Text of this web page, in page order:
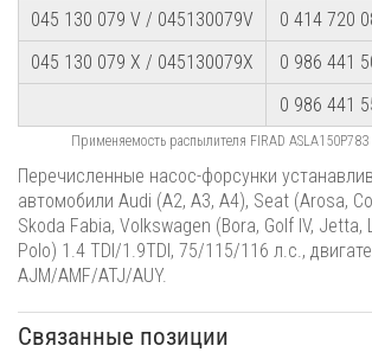
Применяемость распылителя FIRAD ASLA150P783
045 130 079 V / 045130079V
0 414 720
045 130 079 X / 045130079X
0 986 441
0 986 441
Перечисленные насос-форсунки
автомобили Audi (A2, A3, A4), Seat (Arosa,
Skoda Fabia, Volkswagen (Bora, Golf IV, Jetta,
Polo) 1.4 TDI/1.9TDI, 75/115/116 л.с.,
AJM/AMF/ATJ/AUY.
Связанные позиции